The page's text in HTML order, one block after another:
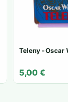
Teleny - Oscar
5,00 €